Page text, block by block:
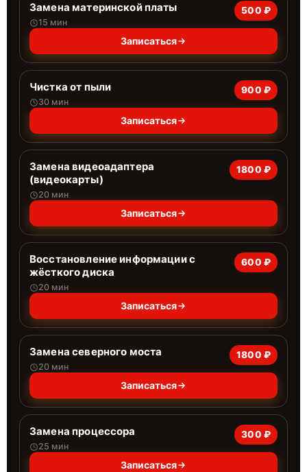
Замена материнской платы
15 мин
500 ₽
Записаться
Чистка от пыли
30 мин
900 ₽
Записаться
Замена видеоадаптера
(видеокарты)
20 мин
1800 ₽
Записаться
Восстановление информации с
жёсткого диска
20 мин
600 ₽
Записаться
Замена северного моста
20 мин
1800 ₽
Записаться
Замена процессора
25 мин
300 ₽
Записаться